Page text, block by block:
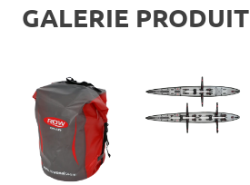
GALERIE PRODUIT